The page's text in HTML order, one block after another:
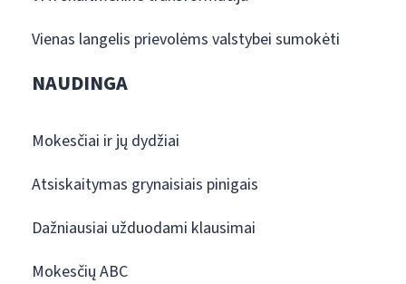
Vienas langelis prievolėms valstybei sumokėti
NAUDINGA
Mokesčiai ir jų dydžiai
Atsiskaitymas grynaisiais pinigais
Dažniausiai užduodami klausimai
Mokesčių ABC